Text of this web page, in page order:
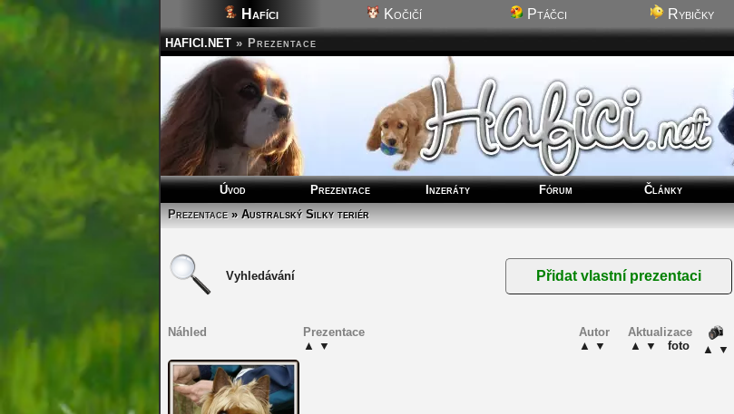
Hafíci Kočičí Ptáčci Rybičky
HAFICI.NET » Prezentace
Úvod Prezentace Inzeráty Fórum Články
Prezentace» Australský Silky teriér
Vyhledávání
Náhled
Prezentace
▲ ▼
Autor
▲ ▼
Aktualizace
▲ ▼ foto ▲ ▼